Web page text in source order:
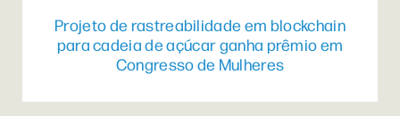
Projeto de rastreabilidade em blockchain
para cadeia de açúcar ganha prêmio em
Congresso de Mulheres